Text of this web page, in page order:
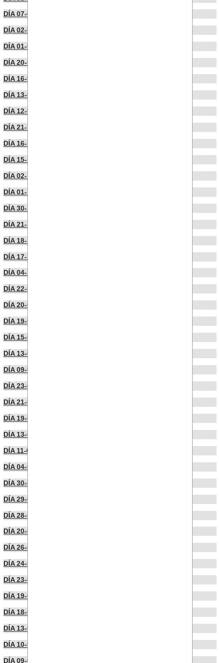
DÍA 07-02-2023
DÍA 02-02-2023
DÍA 01-02-2023
DÍA 20-01-2023
DÍA 16-01-2023
DÍA 13-01-2023
DÍA 12-01-2023
DÍA 21-12-2022
DÍA 16-12-2022
DÍA 15-12-2022
DÍA 02-12-2022
DÍA 01-12-2022
DÍA 30-11-2022
DÍA 21-11-2022
DÍA 18-11-2022
DÍA 17-10-2022
DÍA 04-10-2022
DÍA 22-09-2022
DÍA 20-09-2022
DÍA 19-09-2022
DÍA 15-09-2022
DÍA 13-09-2022
DÍA 09-09-2022
DÍA 23-07-2022
DÍA 21-07-2022
DÍA 19-07-2022
DÍA 13-07-2022
DÍA 11-07-2022
DÍA 04-07-2022
DÍA 30-06-2022
DÍA 29-06-2022
DÍA 28-06-2022
DÍA 20-06-2022
DÍA 26-05-2022
DÍA 24-05-2022
DÍA 23-05-2022
DÍA 19-05-2022
DÍA 18-05-2022
DÍA 13-05-2022
DÍA 10-05-2022
DÍA 09-05-2022